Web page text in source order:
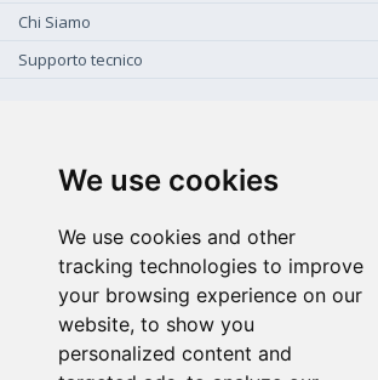
We use cookies
We use cookies and other
tracking technologies to improve
your browsing experience on our
website, to show you
personalized content and
Chi Siamo
Supporto tecnico
+55 81 97102-7382
FEEDBACK
CHAT